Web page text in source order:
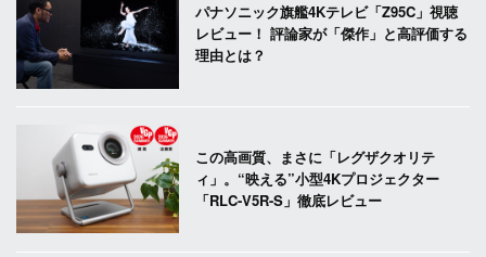
パナソニック旗艦4Kテレビ「Z95C」視聴
レビュー！ 評論家が「傑作」と高評価する
理由とは？
この高画質、まさに「レグザクオリテ
ィ」。“映える”小型4Kプロジェクター
「RLC-V5R-S」徹底レビュー